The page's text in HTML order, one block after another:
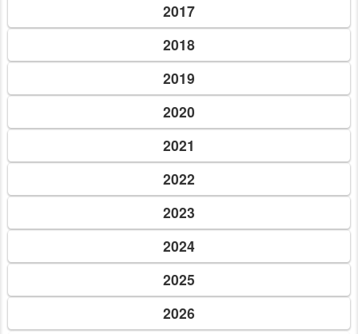
2017
2018
2019
2020
2021
2022
2023
2024
2025
2026